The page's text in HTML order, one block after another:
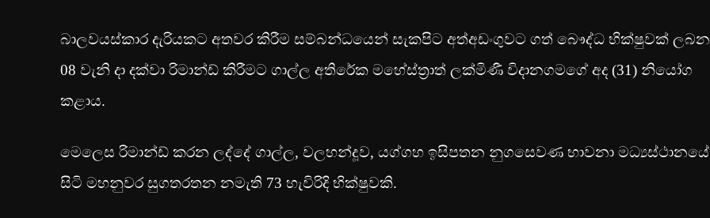
බාලවයස්කාර දැරියකට අතවර කිරීම සම්බන්ධයෙන් සැකපිට අත්අඩංගුවට ගත් බෞද්ධ භික්ෂුවක් ලබන
08 වැනි දා දක්වා රිමාන්ඩ් කිරීමට ගාල්ල අතිරේක මහේස්ත්‍රාත් ලක්මිණී විදානගමගේ අද (31) නියෝග
ක‍ළාය.
මෙලෙස රිමාන්ඩ් කරන ලද්දේ ගාල්ල, වලහන්දූව, යග්ගහ ඉසිපතන නුගසෙවණ භාවනා මධ්‍යස්ථානයේ
සිටි මහනුවර සුගතරතන නමැති 73 හැවිරිදි භික්ෂුවකි.